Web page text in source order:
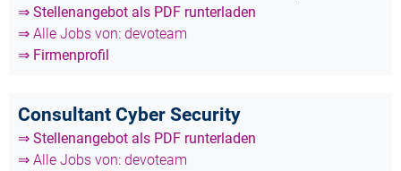
⇒ Stellenangebot als PDF runterladen
⇒ Alle Jobs von: devoteam
⇒ Firmenprofil
Consultant Cyber Security
⇒ Stellenangebot als PDF runterladen
⇒ Alle Jobs von: devoteam